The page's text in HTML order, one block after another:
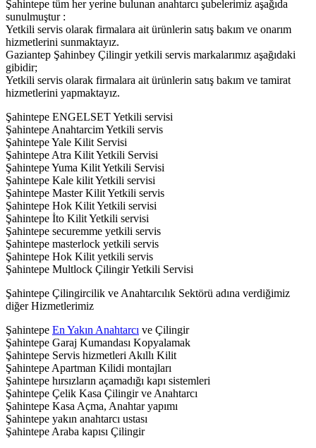
Şahintepe tüm her yerine bulunan anahtarcı şubelerimiz aşağıda
sunulmuştur :
Yetkili servis olarak firmalara ait ürünlerin satış bakım ve onarım
hizmetlerini sunmaktayız.
Gaziantep Şahinbey Çilingir yetkili servis markalarımız aşağıdaki
gibidir;
Yetkili servis olarak firmalara ait ürünlerin satış bakım ve tamirat
hizmetlerini yapmaktayız.
Şahintepe ENGELSET Yetkili servisi
Şahintepe Anahtarcim Yetkili servis
Şahintepe Yale Kilit Servisi
Şahintepe Atra Kilit Yetkili Servisi
Şahintepe Yuma Kilit Yetkili Servisi
Şahintepe Kale kilit Yetkili servisi
Şahintepe Master Kilit Yetkili servis
Şahintepe Hok Kilit Yetkili servisi
Şahintepe İto Kilit Yetkili servisi
Şahintepe securemme yetkili servis
Şahintepe masterlock yetkili servis
Şahintepe Hok Kilit yetkili servis
Şahintepe Multlock Çilingir Yetkili Servisi
Şahintepe Çilingircilik ve Anahtarcılık Sektörü adına verdiğimiz
diğer Hizmetlerimiz
Şahintepe En Yakın Anahtarcı ve Çilingir
Şahintepe Garaj Kumandası Kopyalamak
Şahintepe Servis hizmetleri Akıllı Kilit
Şahintepe Apartman Kilidi montajları
Şahintepe hırsızların açamadığı kapı sistemleri
Şahintepe Çelik Kasa Çilingir ve Anahtarcı
Şahintepe Kasa Açma, Anahtar yapımı
Şahintepe yakın anahtarcı ustası
Şahintepe Araba kapısı Çilingir